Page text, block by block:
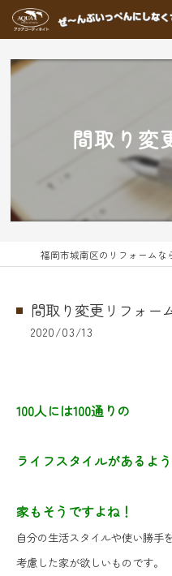
間取り変
間取り変更リフォー
2020/03/13
100人には100通りの
ライフスタイルがあるよ
家もそうですよね！
自分の生活スタイルや使い勝手を
考慮した家が欲しいものです。